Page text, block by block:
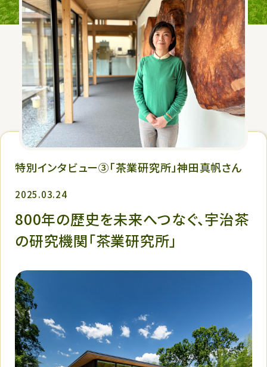
特別インタビュー③「茶業研究所」神田真帆さん
2025.03.24
800年の歴史を未来へつなぐ、宇治茶
の研究機関「茶業研究所」